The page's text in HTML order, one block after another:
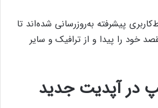
پیشرفته به‌روزرسانی شده‌اند تا
خود را پیدا و از ترافیک و سایر
در آپدیت جدید